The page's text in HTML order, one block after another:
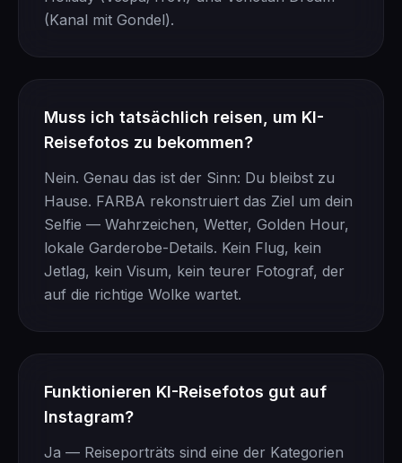
(Kanal mit Gondel).
Muss ich tatsächlich reisen, um KI-
Reisefotos zu bekommen?
Nein. Genau das ist der Sinn: Du bleibst zu
Hause. FARBA rekonstruiert das Ziel um dein
Selfie — Wahrzeichen, Wetter, Golden Hour,
lokale Garderobe-Details. Kein Flug, kein
Jetlag, kein Visum, kein teurer Fotograf, der
auf die richtige Wolke wartet.
Funktionieren KI-Reisefotos gut auf
Instagram?
Ja — Reiseporträts sind eine der Kategorien